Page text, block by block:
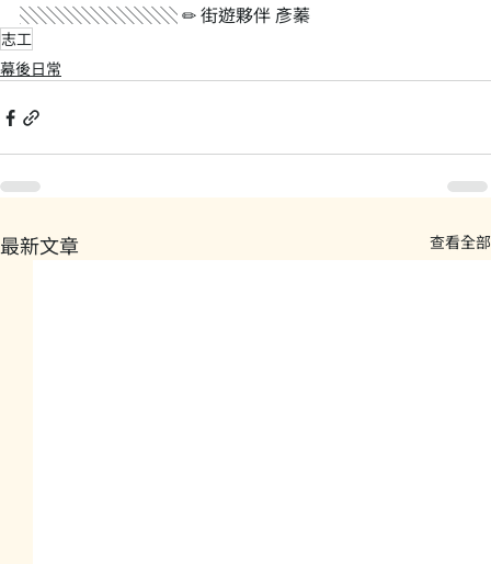
░░░░░░░░░ ✏ 街遊夥伴 彥蓁
志工
幕後日常
最新文章 查看全部